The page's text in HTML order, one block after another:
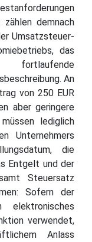
demnach
Umsatzsteuer-
das
An
von 250 EUR
aber geringere
lediglich
Unternehmers
die
Entgelt und der
Steuersatz
Sofern der
elektronisches
verwendet,
Anlass